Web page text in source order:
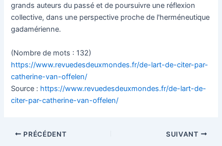
grands auteurs du passé et de poursuivre une réflexion
collective, dans une perspective proche de l'herméneutique
gadamérienne.
(Nombre de mots : 132)
https://www.revuedesdeuxmondes.fr/de-lart-de-citer-par-
catherine-van-offelen/
Source : https://www.revuedesdeuxmondes.fr/de-lart-de-
citer-par-catherine-van-offelen/
NavigationPRÉCÉDENT SUIVANT